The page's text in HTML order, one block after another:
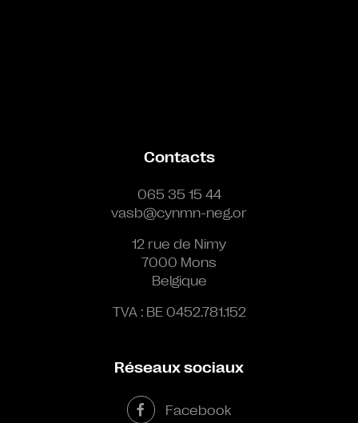
Contacts
065 35 15 44
vasb@cynmn-neg.or
12 rue de Nimy
7000 Mons
Belgique
TVA : BE 0452.781.152
Réseaux sociaux
Facebook